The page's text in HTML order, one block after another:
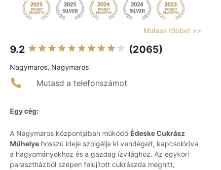
Mutass többet >>
9.2 (2065)
Nagymaros, Nagymaros
Mutasd a telefonszámot
Egy cég:
A Nagymaros központjában működő Édeske Cukrász
Műhelye hosszú ideje szolgálja ki vendégeit, kapcsolódva
a hagyományokhoz és a gazdag ízvilághoz. Az egykori
parasztházból szépen felújított cukrászda meghitt,